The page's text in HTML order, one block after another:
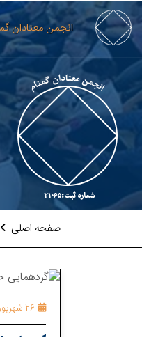
انجمن معتادان
صفحه اصلی
26 شهریور 1398